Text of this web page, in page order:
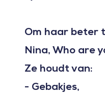
Om haar beter
Nina, Who are
Ze houdt van:
- Gebakjes,